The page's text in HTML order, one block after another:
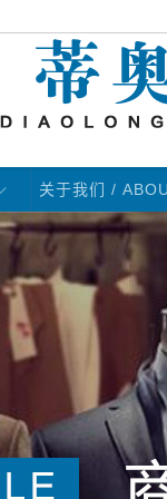
关于我们 /